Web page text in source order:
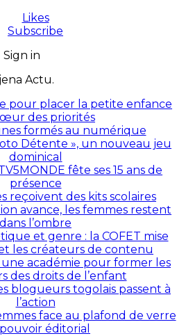
Likes
Subscribe
Sign in
Actu.
pour placer la petite enfance
des priorités
formés au numérique
Détente », un nouveau jeu
dominical
fête ses 15 ans de
présence
reçoivent des kits scolaires
avance, les femmes restent
dans l’ombre
et genre : la COFET mise
les créateurs de contenu
académie pour former les
des droits de l’enfant
blogueurs togolais passent à
l’action
face au plafond de verre
éditorial